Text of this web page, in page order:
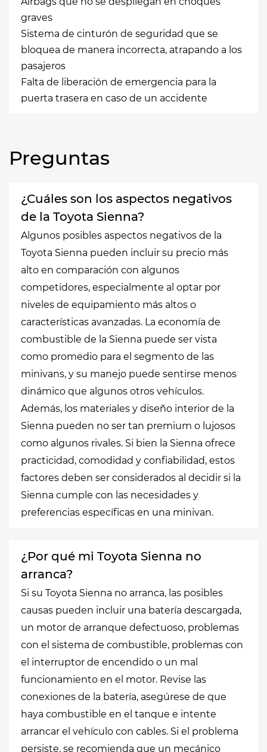
graves
Sistema de cinturón de seguridad que se
bloquea de manera incorrecta, atrapando a los
pasajeros
Falta de liberación de emergencia para la
puerta trasera en caso de un accidente
Preguntas
¿Cuáles son los aspectos negativos
de la Toyota Sienna?
Algunos posibles aspectos negativos de la
Toyota Sienna pueden incluir su precio más
alto en comparación con algunos
competidores, especialmente al optar por
niveles de equipamiento más altos o
características avanzadas. La economía de
combustible de la Sienna puede ser vista
como promedio para el segmento de las
minivans, y su manejo puede sentirse menos
dinámico que algunos otros vehículos.
Además, los materiales y diseño interior de la
Sienna pueden no ser tan premium o lujosos
como algunos rivales. Si bien la Sienna ofrece
practicidad, comodidad y confiabilidad, estos
factores deben ser considerados al decidir si la
Sienna cumple con las necesidades y
preferencias específicas en una minivan.
¿Por qué mi Toyota Sienna no
arranca?
Si su Toyota Sienna no arranca, las posibles
causas pueden incluir una batería descargada,
un motor de arranque defectuoso, problemas
con el sistema de combustible, problemas con
el interruptor de encendido o un mal
funcionamiento en el motor. Revise las
conexiones de la batería, asegúrese de que
haya combustible en el tanque e intente
arrancar el vehículo con cables. Si el problema
persiste, se recomienda que un mecánico